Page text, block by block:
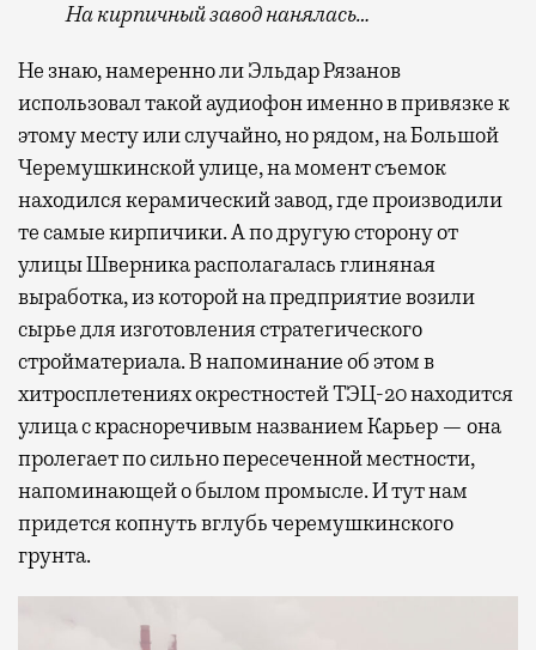
На кирпичный завод нанялась…
Не знаю, намеренно ли Эльдар Рязанов
использовал такой аудиофон именно в привязке к
этому месту или случайно, но рядом, на Большой
Черемушкинской улице, на момент съемок
находился керамический завод, где производили
те самые кирпичики. А по другую сторону от
улицы Шверника располагалась глиняная
выработка, из которой на предприятие возили
сырье для изготовления стратегического
стройматериала. В напоминание об этом в
хитросплетениях окрестностей ТЭЦ-20 находится
улица с красноречивым названием Карьер — она
пролегает по сильно пересеченной местности,
напоминающей о былом промысле. И тут нам
придется копнуть вглубь черемушкинского
грунта.